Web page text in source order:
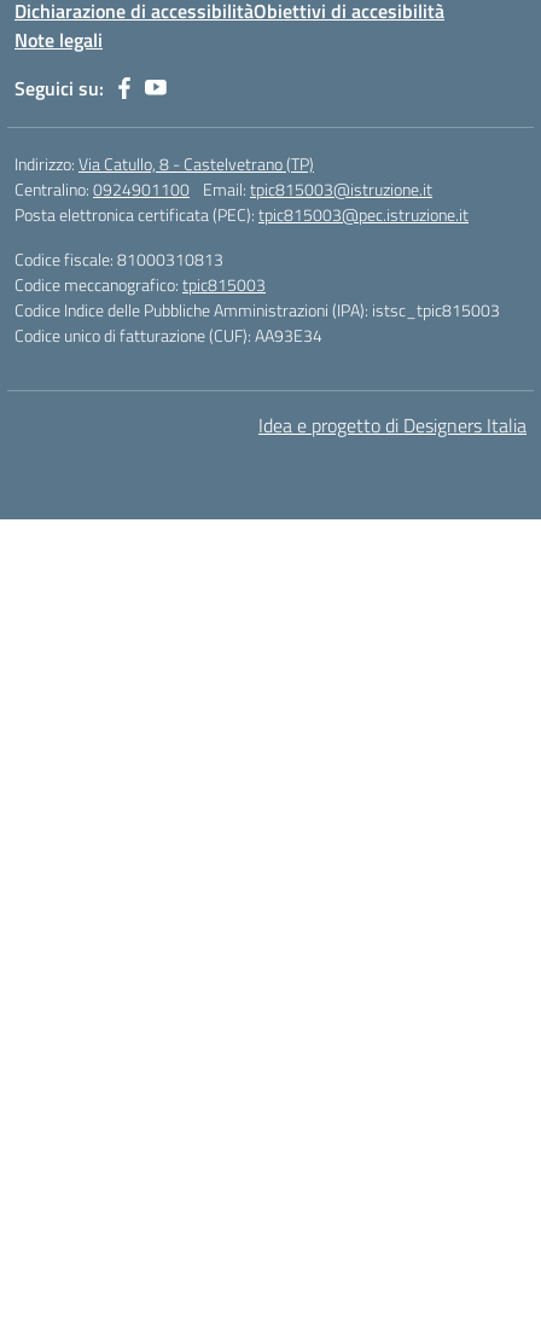
Dichiarazione di accessibilitàObiettivi di accesibilità
Note legali
Seguici su:
Indirizzo:Via Catullo, 8 - Castelvetrano (TP)
Centralino:0924901100 Email:tpic815003@istruzione.it
Posta elettronica certificata (PEC):tpic815003@pec.istruzione.it
Codice fiscale: 81000310813
Codice meccanografico:tpic815003
Codice Indice delle Pubbliche Amministrazioni (IPA): istsc_tpic815003
Codice unico di fatturazione (CUF): AA93E34
Idea e progetto di Designers Italia